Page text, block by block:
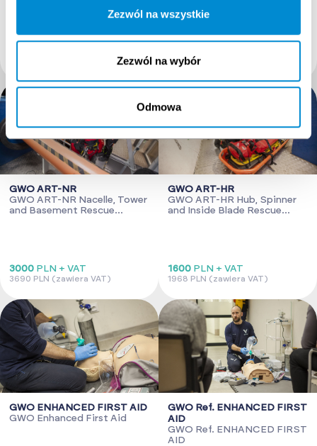
Zezwól na wszystkie
Zezwól na wybór
Odmowa
1228.77 PLN (zawiera VAT) 6998.70 PLN (zawiera VAT)
GWO ART-NR
GWO ART-NR Nacelle, Tower
and Basement Rescue
3000 PLN + VAT
3690 PLN (zawiera VAT)
GWO ART-HR
GWO ART-HR Hub, Spinner
and Inside Blade Rescue
1600 PLN + VAT
1968 PLN (zawiera VAT)
GWO ENHANCED FIRST AID
GWO Enhanced First Aid
GWO Ref. ENHANCED FIRST
AID
GWO Ref. ENHANCED FIRST
AID